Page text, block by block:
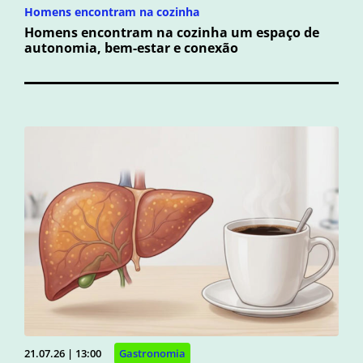
Homens encontram na cozinha
Homens encontram na cozinha um espaço de
autonomia, bem-estar e conexão
21.07.26 | 13:00 Gastronomia